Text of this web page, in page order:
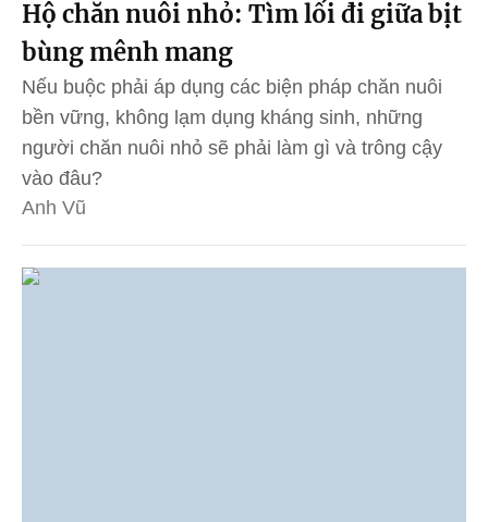
Hộ chăn nuôi nhỏ: Tìm lối đi giữa bịt
bùng mênh mang
Nếu buộc phải áp dụng các biện pháp chăn nuôi
bền vững, không lạm dụng kháng sinh, những
người chăn nuôi nhỏ sẽ phải làm gì và trông cậy
vào đâu?
Anh Vũ